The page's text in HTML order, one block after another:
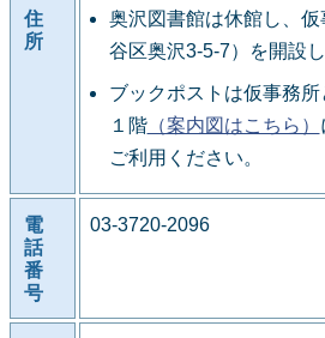
住
所
奥沢図書館は休館し、
谷区奥沢3-5-7）を開設し
ブックポストは仮事務
１階（案内図はこちら）
ご利用ください。
電
話
番
号
03-3720-2096